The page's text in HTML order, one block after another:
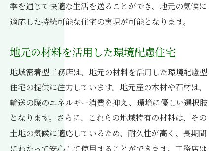
地域独自の課題への対応策
地元業者とのネットワーク活用
地元専用素材を用いた施工の利点
地域密着型工務店ならではの迅速な対応で安心
の住まいづくり
緊急事態への素早い対応の仕組み
地域の声を反映した迅速なカスタマイズ
アフターケアの充実度
季を通じて快適な生活を送ることができ、地元の気候に
適応した持続可能な住宅の実現が可能となります。
地元の材料を活用した環境配慮住宅
地域密着型工務店は、地元の材料を活用した環境配慮型
住宅の提供に注力しています。地元産の木材や石材は、
輸送の際のエネルギー消費を抑え、環境に優しい選択肢
となります。さらに、これらの地域特有の材料は、その
土地の気候に適応しているため、耐久性が高く、長期間
にわたって安心して使用することができます。工務店は